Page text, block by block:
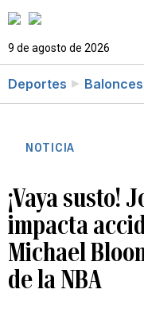
9 de agosto de 2026
Deportes
NOTICIA
¡Vaya susto!
impacta
Michael
de la NBA